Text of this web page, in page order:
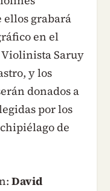
ellos grabará
en el
Saruy
y los
donados a
por los
de
David